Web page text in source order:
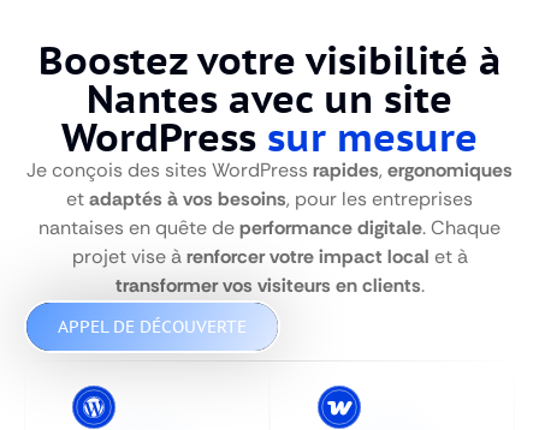
Boostez votre visibilité à
Nantes avec un site
WordPress sur mesure
Je conçois des sites WordPress rapides, ergonomiques
etadaptés à vos besoins, pour les entreprises
nantaises en quête deperformance digitale. Chaque
projet vise àrenforcer votre impact local et à
transformer vos visiteurs en clients.
APPEL DE DÉCOUVERTE